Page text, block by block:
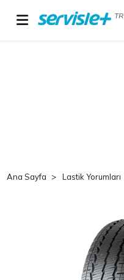
TR
Ana Sayfa Lastik Yorumları